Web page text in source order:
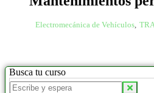
Electromecánica de Vehículos,
Busca tu curso